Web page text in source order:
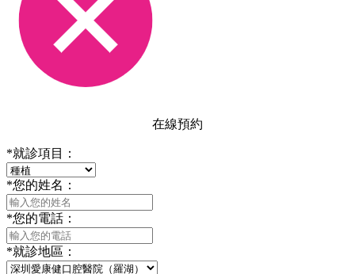
在線預約
*就診項目：
*您的姓名：
*您的電話：
*就診地區：